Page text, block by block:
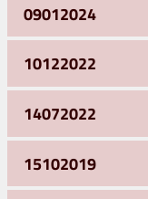
09012024
10122022
14072022
15102019